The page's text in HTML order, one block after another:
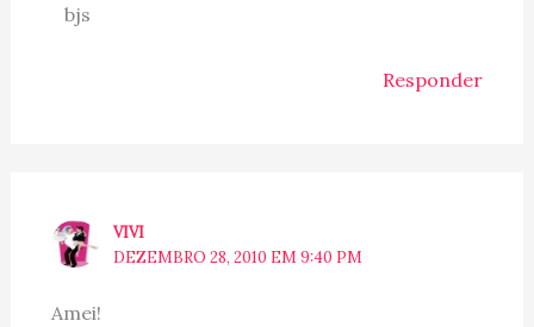
bjs
Responder
VIVI
DEZEMBRO 28, 2010 EM 9:40 PM
Amei!